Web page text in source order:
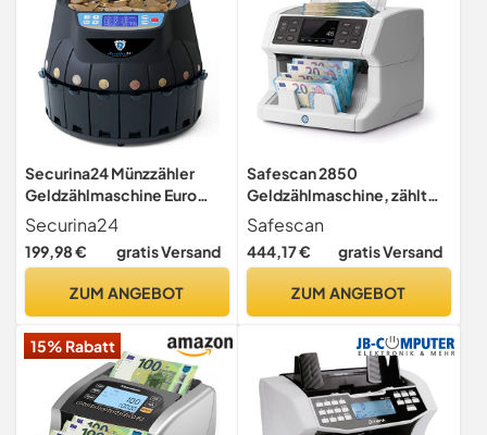
Securina24 Münzzähler
Geldzählmaschine Euro
Münzzählmaschine
Münzsortierter Geldzähler
Professional
Securina24
199,98 € gratis Versand
ZUM ANGEBOT
Safescan 2850
Geldzählmaschine, zählt
sortierte Banknoten -
Banknotenzähler mit 3-
facher Echtheitsprüfung -
mehrsprachiger
Safescan
444,17 € gratis Versand
ZUM ANGEBOT
15% Rabatt